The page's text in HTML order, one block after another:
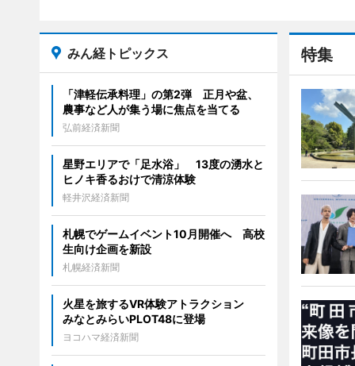
特集
みん経トピックス
「津軽伝承料理」の第2弾 正月や盆、
農事など人が集う場に焦点を当てる
弘前経済新聞
星野エリアで「足水浴」 13度の湧水と
ヒノキ香るおけで清涼体験
軽井沢経済新聞
札幌でゲームイベント10月開催へ 高校
生向け企画を新設
札幌経済新聞
火星を旅するVR体験アトラクション
みなとみらいPLOT48に登場
ヨコハマ経済新聞